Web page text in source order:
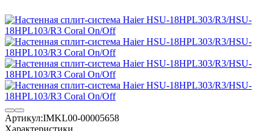
Артикул:IMKL00-00005658